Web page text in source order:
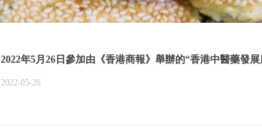
2022年5月26日參加由《香港商報》舉辦的“香港中醫藥發
2022-05-26